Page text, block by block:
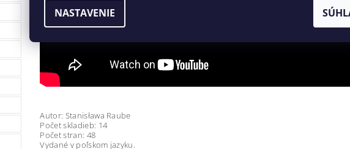
Autor: Stanisława Raube
Počet skladieb: 14
Počet stran: 48
Vydané v poľskom jazyku.
NASTAVENIE